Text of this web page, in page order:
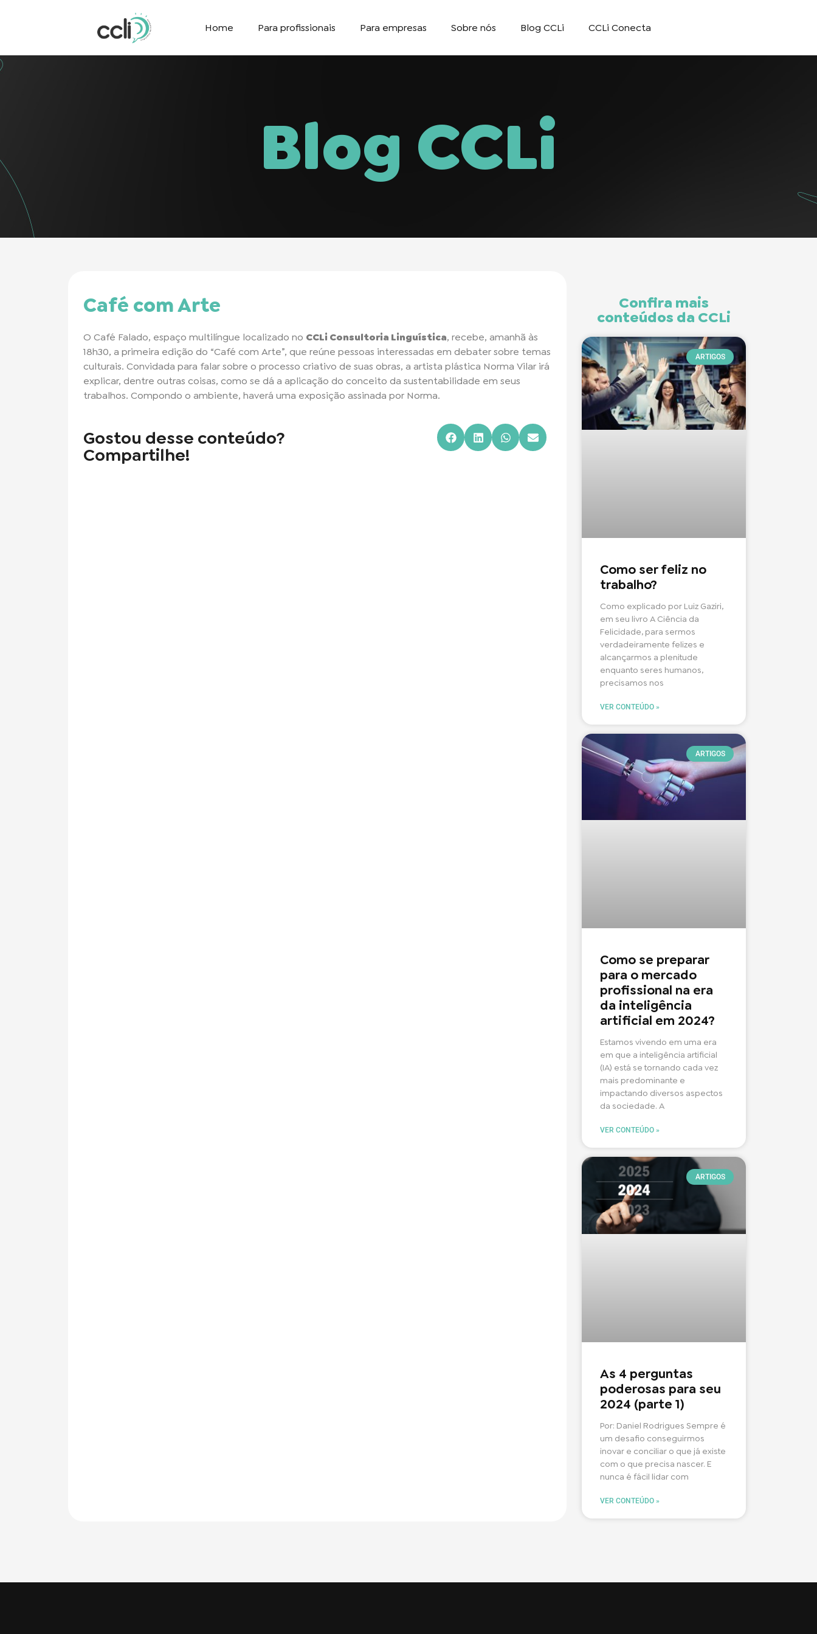
Home Para profissionais Para empresas Sobre nós Blog CCLi CCLi Conecta
Blog CCLi
Café com Arte
O Café Falado, espaço multilíngue localizado no CCLi Consultoria Linguística, recebe, amanhã às
18h30, a primeira edição do “Café com Arte”, que reúne pessoas interessadas em debater sobre temas
culturais. Convidada para falar sobre o processo criativo de suas obras, a artista plástica Norma Vilar irá
explicar, dentre outras coisas, como se dá a aplicação do conceito da sustentabilidade em seus
trabalhos. Compondo o ambiente, haverá uma exposição assinada por Norma.
Gostou desse conteúdo?
Compartilhe!
Confira mais
conteúdos da CCLi
ARTIGOS
Como ser feliz no
trabalho?
Como explicado por Luiz Gaziri,
em seu livro A Ciência da
Felicidade, para sermos
verdadeiramente felizes e
alcançarmos a plenitude
enquanto seres humanos,
precisamos nos
VER CONTEÚDO »
ARTIGOS
Como se preparar
para o mercado
profissional na era
da inteligência
artificial em 2024?
Estamos vivendo em uma era
em que a inteligência artificial
(IA) está se tornando cada vez
mais predominante e
impactando diversos aspectos
da sociedade. A
VER CONTEÚDO »
ARTIGOS
As 4 perguntas
poderosas para seu
2024 (parte 1)
Por: Daniel Rodrigues Sempre é
um desafio conseguirmos
inovar e conciliar o que já existe
com o que precisa nascer. E
nunca é fácil lidar com
VER CONTEÚDO »